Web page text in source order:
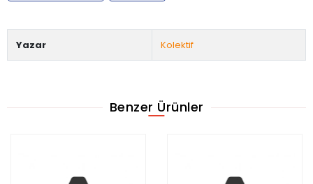
Yazar Kolektif
Benzer Ürünler